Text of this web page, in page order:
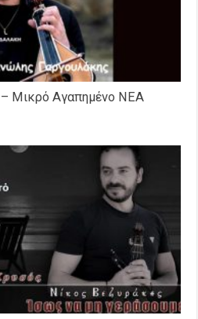
Μικρό Αγαπημένο NEΑ